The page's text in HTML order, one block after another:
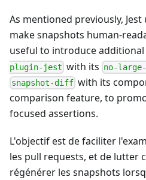
As mentioned previously, Jest
make snapshots human-
useful to introduce
plugin-jest with its no-
snapshot-diff with its
comparison feature, to
focused assertions.
L'objectif est de faciliter
les pull requests, et de lutter
régénérer les snapshots